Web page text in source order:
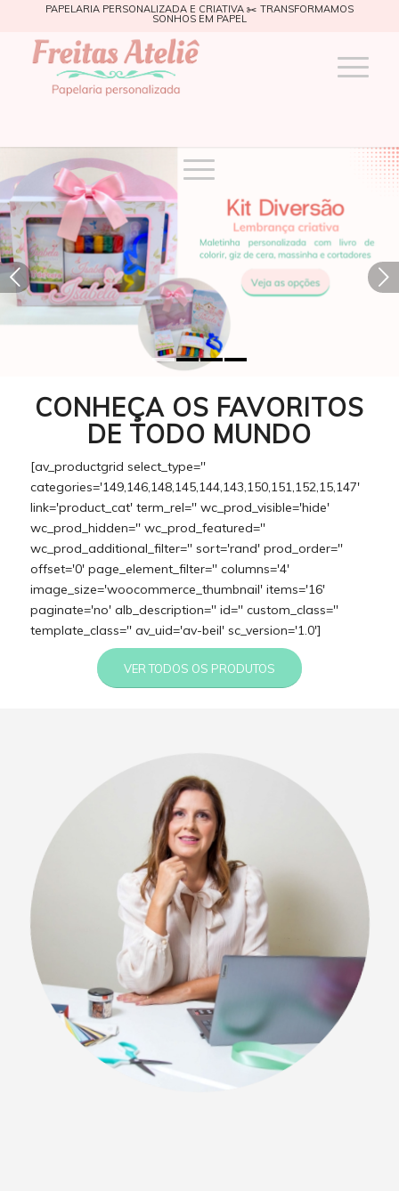
PAPELARIA PERSONALIZADA E CRIATIVA ✂️ TRANSFORMAMOS
SONHOS EM PAPEL
Próximo
CONHEÇA OS FAVORITOS
DE TODO MUNDO
[av_productgrid select_type=''
categories='149,146,148,145,144,143,150,151,152,15,147'
link='product_cat' term_rel='' wc_prod_visible='hide'
wc_prod_hidden='' wc_prod_featured=''
wc_prod_additional_filter='' sort='rand' prod_order=''
offset='0' page_element_filter='' columns='4'
image_size='woocommerce_thumbnail' items='16'
paginate='no' alb_description='' id='' custom_class=''
template_class='' av_uid='av-beil' sc_version='1.0']
VER TODOS OS PRODUTOS